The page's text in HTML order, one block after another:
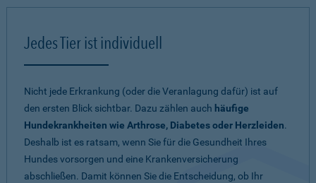
Jedes Tier ist individuell
Nicht jede Erkrankung (oder die Veranlagung dafür) ist auf
den ersten Blick sichtbar. Dazu zählen auch häufige
Hundekrankheiten wie Arthrose, Diabetes oder Herzleiden.
Deshalb ist es ratsam, wenn Sie für die Gesundheit Ihres
Hundes vorsorgen und eine Krankenversicherung
abschließen. Damit können Sie die Entscheidung, ob Ihr